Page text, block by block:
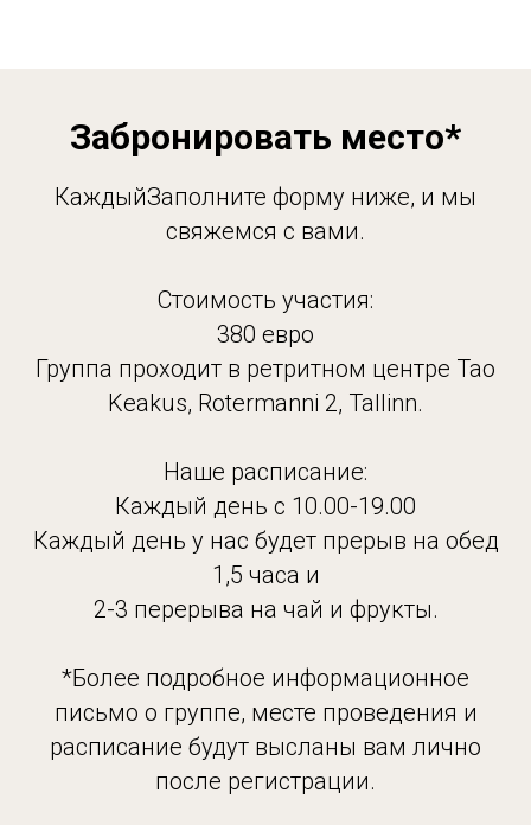
Забронировать место*
КаждыйЗаполните форму ниже, и мы
свяжемся с вами.
Стоимость участия:
380 евро
Группа проходит в ретритном центре Tao
Keakus, Rotermanni 2, Tallinn.
Наше расписание:
Каждый день с 10.00-19.00
Каждый день у нас будет прерыв на обед
1,5 часа и
2-3 перерыва на чай и фрукты.
*Более подробное информационное
письмо о группе, месте проведения и
расписание будут высланы вам лично
после регистрации.